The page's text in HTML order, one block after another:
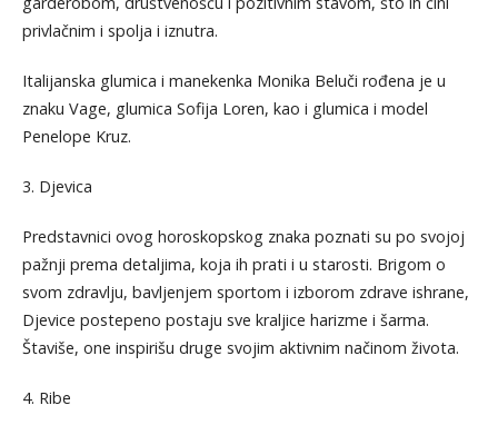
privlačnim i spolja i iznutra.
Italijanska glumica i manekenka Monika Beluči rođena je u
znaku Vage, glumica Sofija Loren, kao i glumica i model
Penelope Kruz.
3. Djevica
Predstavnici ovog horoskopskog znaka poznati su po svojoj
pažnji prema detaljima, koja ih prati i u starosti. Brigom o
svom zdravlju, bavljenjem sportom i izborom zdrave ishrane,
Djevice postepeno postaju sve kraljice harizme i šarma.
Štaviše, one inspirišu druge svojim aktivnim načinom života.
4. Ribe